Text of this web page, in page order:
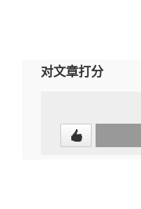
对文章打分